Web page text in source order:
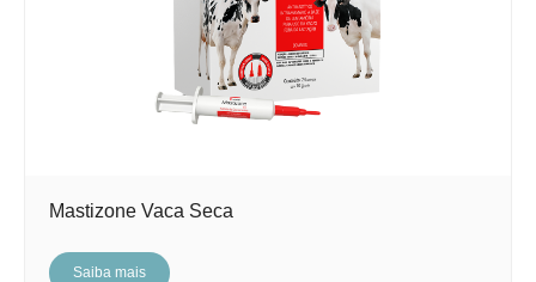
Mastizone Vaca Seca
Saiba mais